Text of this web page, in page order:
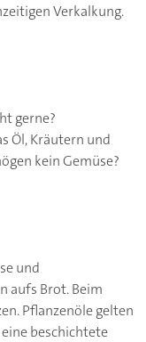
Verkalkung.
gerne?
Öl, Kräutern und
kein Gemüse?
und
aufs Brot. Beim
Pflanzenöle gelten
beschichtete